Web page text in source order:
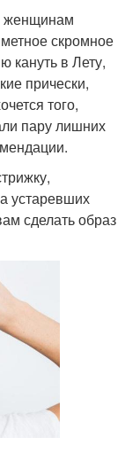
женщинам
скромное
кануть в Лету,
прически,
того,
пару лишних
устаревших
сделать образ